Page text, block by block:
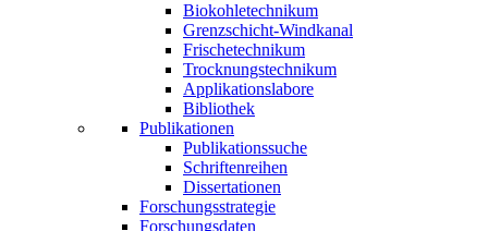
Biokohletechnikum
Grenzschicht-Windkanal
Frischetechnikum
Trocknungstechnikum
Applikationslabore
Bibliothek
Publikationen
Publikationssuche
Schriftenreihen
Dissertationen
Forschungsstrategie
Forschungsdaten